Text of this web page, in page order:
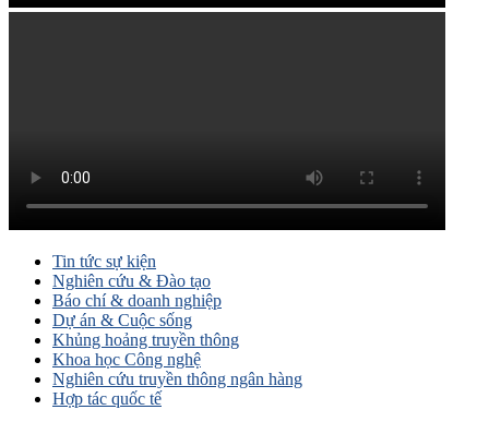
Tin tức sự kiện
Nghiên cứu & Đào tạo
Báo chí & doanh nghiệp
Dự án & Cuộc sống
Khủng hoảng truyền thông
Khoa học Công nghệ
Nghiên cứu truyền thông ngân hàng
Hợp tác quốc tế